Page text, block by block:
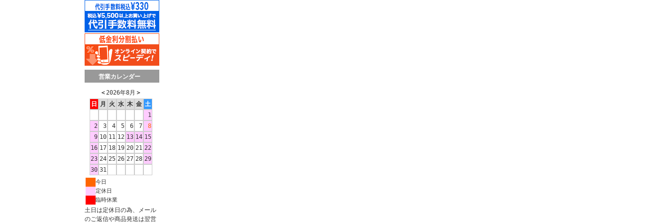
営業カレンダー
＜ 2026年8月 ＞
日
月 火 水 木 金 土
1
2
3 4 5 6 7
8
9 10 11 12 13 14 15
16 17 18 19 20 21 22
23 24 25 26 27 28 29
30 31
今日
定休日
臨時休業
土日は定休日の為、メール
のご返信や商品発送は翌営